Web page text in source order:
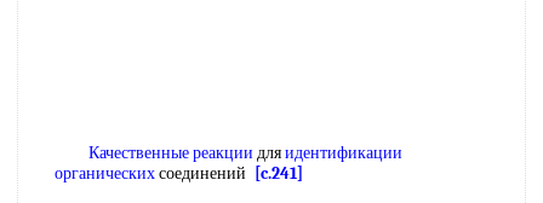
Качественные реакции дляидентификации
органическихсоединений
[c.241]